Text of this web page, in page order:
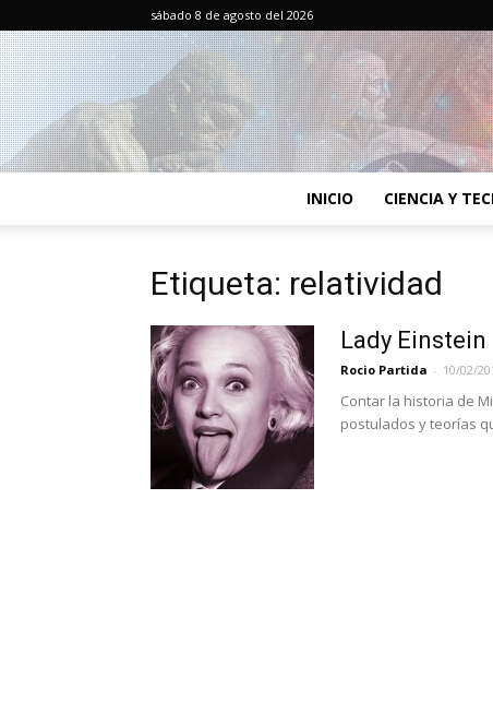
sábado 8 de agosto del 2026
INICIO CIENCIA Y
Etiqueta: relatividad
Lady Einstein
Rocio Partida - 10/02/
Contar la historia de
postulados y teorías